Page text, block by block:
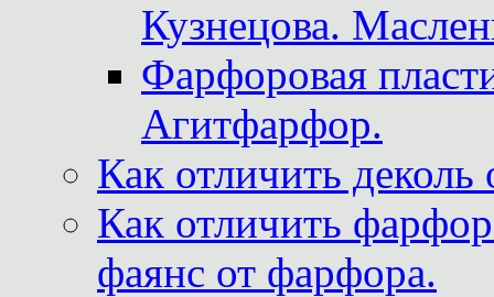
Кузнецова.
Фарфоровая
Агитфарфор.
Как отличить
Как отличить
фаянс от фарфора.